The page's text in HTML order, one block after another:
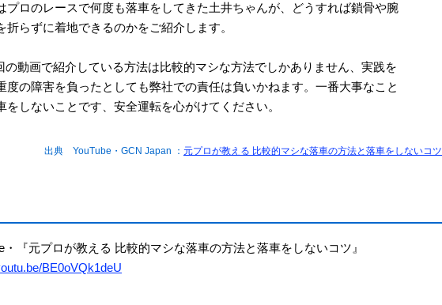
プロのレースで何度も落車をしてきた土井ちゃんが、どうすれば鎖骨や腕
折らずに着地できるのかをご紹介します。
動画で紹介している方法は比較的マシな方法でしかありません、実践を
度の障害を負ったとしても弊社での責任は負いかねます。一番大事なこと
をしないことです、安全運転を心がけてください。
出典 YouTube・GCN Japan ： 元プロが教える 比較的マシな落車の方法と落車をしないコツ
・『元プロが教える 比較的マシな落車の方法と落車をしないコツ』
BE0oVQk1deU